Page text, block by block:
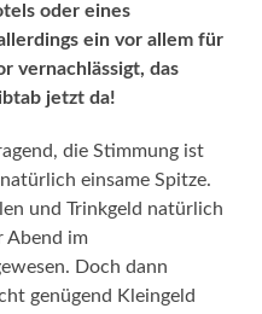
oder eines
ein vor allem für
vernachlässigt, das
jetzt da!
die Stimmung ist
einsame Spitze.
und Trinkgeld natürlich
Abend im
Doch dann
genügend Kleingeld